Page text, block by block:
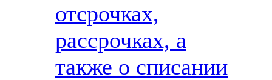
отсрочках,
рассрочках, а
также о списании